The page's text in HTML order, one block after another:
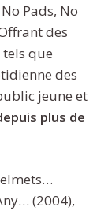
Pads, No
des
que
des
jeune et
plus de
(2004),